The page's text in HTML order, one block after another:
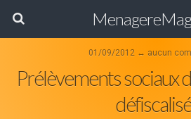
01/09/2012 ↔ aucun
Prélèvements sociaux